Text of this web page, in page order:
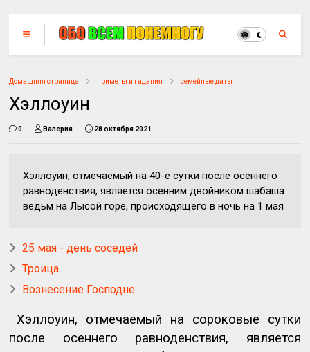
Домашняя страница приметы и гадания семейные даты
Хэллоуин
0 Валерия 28 октября 2021
Хэллоуин, отмечаемый на 40-е сутки после осеннего
равноденствия, является осенним двойником шабаша
ведьм на Лысой горе, происходящего в ночь на 1 мая
25 мая - день соседей
Троица
Вознесение Господне
Хэллоуин, отмечаемый на сороковые сутки
после осеннего равноденствия, является